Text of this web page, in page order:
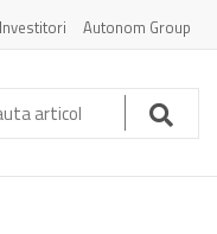
Investitori Autonom Group